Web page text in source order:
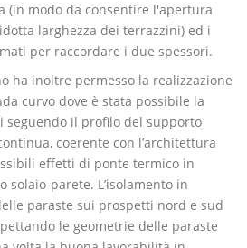
(in modo da consentire l'apertura
larghezza dei terrazzini) ed i
per raccordare i due spessori.
ha inoltre permesso la realizzazione
curvo dove è stata possibile la
seguendo il profilo del supporto
coerente con l’architettura
effetti di ponte termico in
solaio-parete. L’isolamento in
paraste sui prospetti nord e sud
le geometrie delle paraste